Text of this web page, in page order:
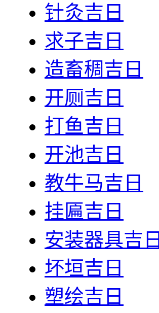
针灸吉日
求子吉日
造畜稠吉日
开厕吉日
打鱼吉日
开池吉日
教牛马吉日
挂匾吉日
安装器具吉日
坏垣吉日
塑绘吉日